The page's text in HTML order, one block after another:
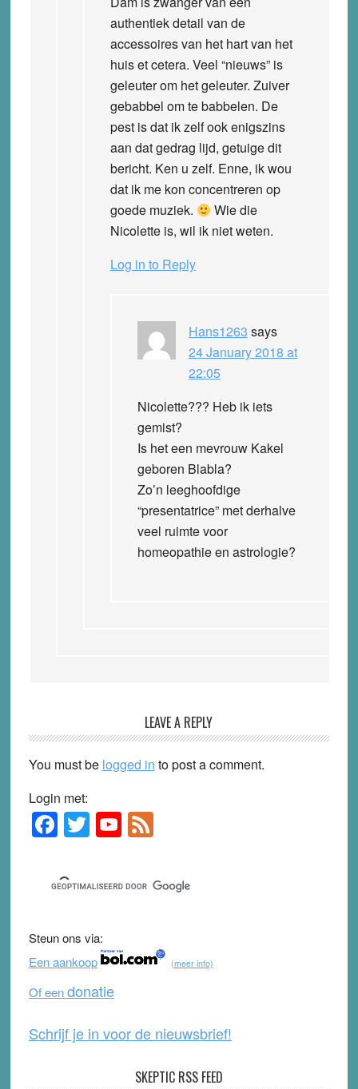
authentiek detail van de
accessoires van het hart van het
huis et cetera. Veel “nieuws” is
geleuter om het geleuter. Zuiver
gebabbel om te babbelen. De
pest is dat ik zelf ook enigszins
aan dat gedrag lijd, getuige dit
bericht. Ken u zelf. Enne, ik wou
dat ik me kon concentreren op
goede muziek.
Wie die
Nicolette is, wil ik niet weten.
Log in to Reply
Hans1263 says
24 January 2018 at
22:05
Nicolette??? Heb ik iets
gemist?
Is het een mevrouw Kakel
geboren Blabla?
Zo’n leeghoofdige
“presentatrice” met derhalve
veel ruimte voor
homeopathie en astrologie?
LEAVE A REPLY
You must be logged in to post a comment.
Login met:
Primary
Sidebar
F
a
c
e
b
o
o
k
T
wi
tt
er
Y
o
u
T
b
e
F
e
d
Steun ons via:
Een aankoop
(meer info)
Of eendonatie
Schrijf je in voor de nieuwsbrief!
SKEPTIC RSS FEED